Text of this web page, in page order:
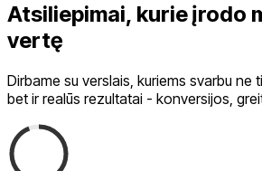
Atsiliepimai, kurie įrodo
vertę
Dirbame su verslais, kuriems svarbu ne
bet ir realūs rezultatai - konversijos,
0
2
3
5
6
0
1